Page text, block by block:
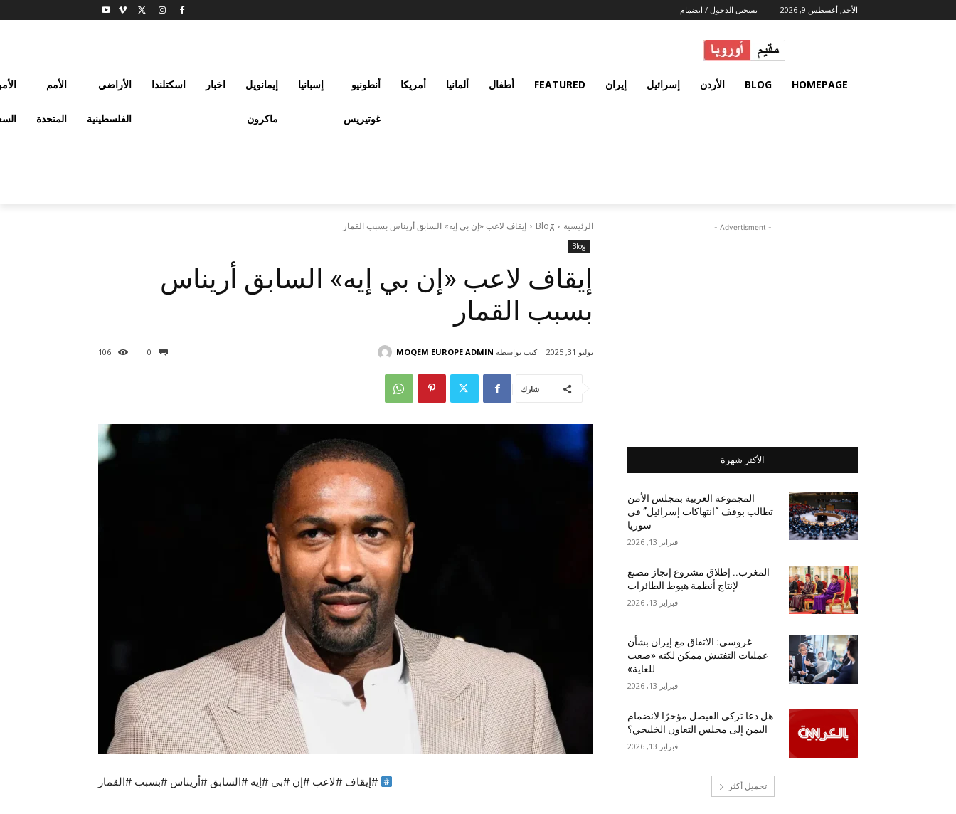
الأحد, أغسطس 9, 2026 تسجيل الدخول / انضمام
HOMEPAGE
BLOG الأردن إسرائيل إيران FEATURED أطفال ألمانيا أمريكا أنطونيو
غوتيريس
إسبانيا إيمانويل
ماكرون
اخبار اسكتلندا الأراضي
الفلسطينية
الأمم
المتحدة
الرئيسية Blog إيقاف لاعب «إن بي إيه» السابق أريناس بسبب القمار
Blog
إيقاف لاعب «إن بي إيه» السابق أريناس
بسبب القمار
0
106 يوليو 31, 2025 كتب بواسطة MOQEM EUROPE ADMIN
شارك
#إيقاف #لاعب #إن #بي #إيه #السابق #أريناس #بسبب #القمار
- Advertisment -
الأكثر شهرة
المجموعة العربية بمجلس الأمن
تطالب بوقف “انتهاكات إسرائيل” في
سوريا
فبراير 13, 2026
المغرب.. إطلاق مشروع إنجاز مصنع
لإنتاج أنظمة هبوط الطائرات
فبراير 13, 2026
غروسي: الاتفاق مع إيران بشأن
عمليات التفتيش ممكن لكنه «صعب
للغاية»
فبراير 13, 2026
هل دعا تركي الفيصل مؤخرًا لانضمام
اليمن إلى مجلس التعاون الخليجي؟
فبراير 13, 2026
تحميل أكثر